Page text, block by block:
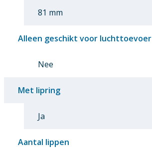
81 mm
Alleen geschikt voor luchttoevoer
Nee
Met lipring
Ja
Aantal lippen